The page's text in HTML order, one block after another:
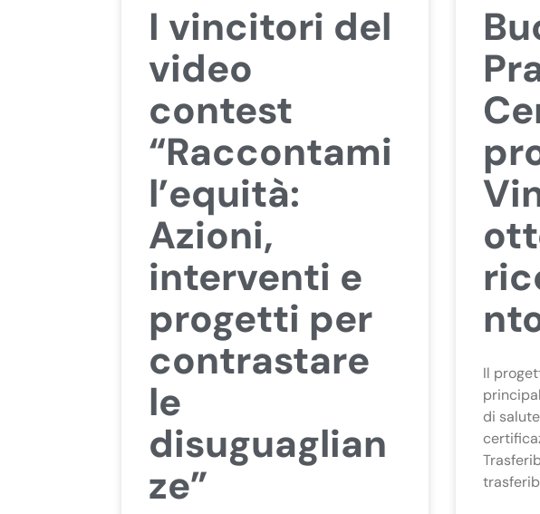
I vincitori del
video
contest
“Raccontami
l’equità:
Azioni,
interventi e
progetti per
contrastare
le
disuguaglian
ze”
Il
di